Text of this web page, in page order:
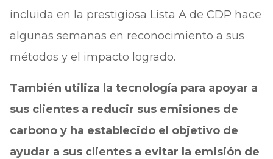
incluida en la prestigiosa Lista A de CDP hace
algunas semanas en reconocimiento a sus
métodos y el impacto logrado.
También utiliza la tecnología para apoyar a
sus clientes a reducir sus emisiones de
carbono y ha establecido el objetivo de
ayudar a sus clientes a evitar la emisión de